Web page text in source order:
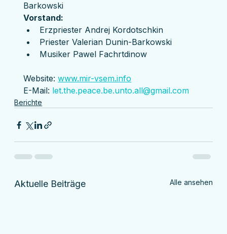
Barkowski
Vorstand:
Erzpriester Andrej Kordotschkin
Priester Valerian Dunin-Barkowski
Musiker Pawel Fachrtdinow
Website: www.mir-vsem.info
E-Mail: let.the.peace.be.unto.all@gmail.com
Berichte
Aktuelle Beiträge Alle ansehen